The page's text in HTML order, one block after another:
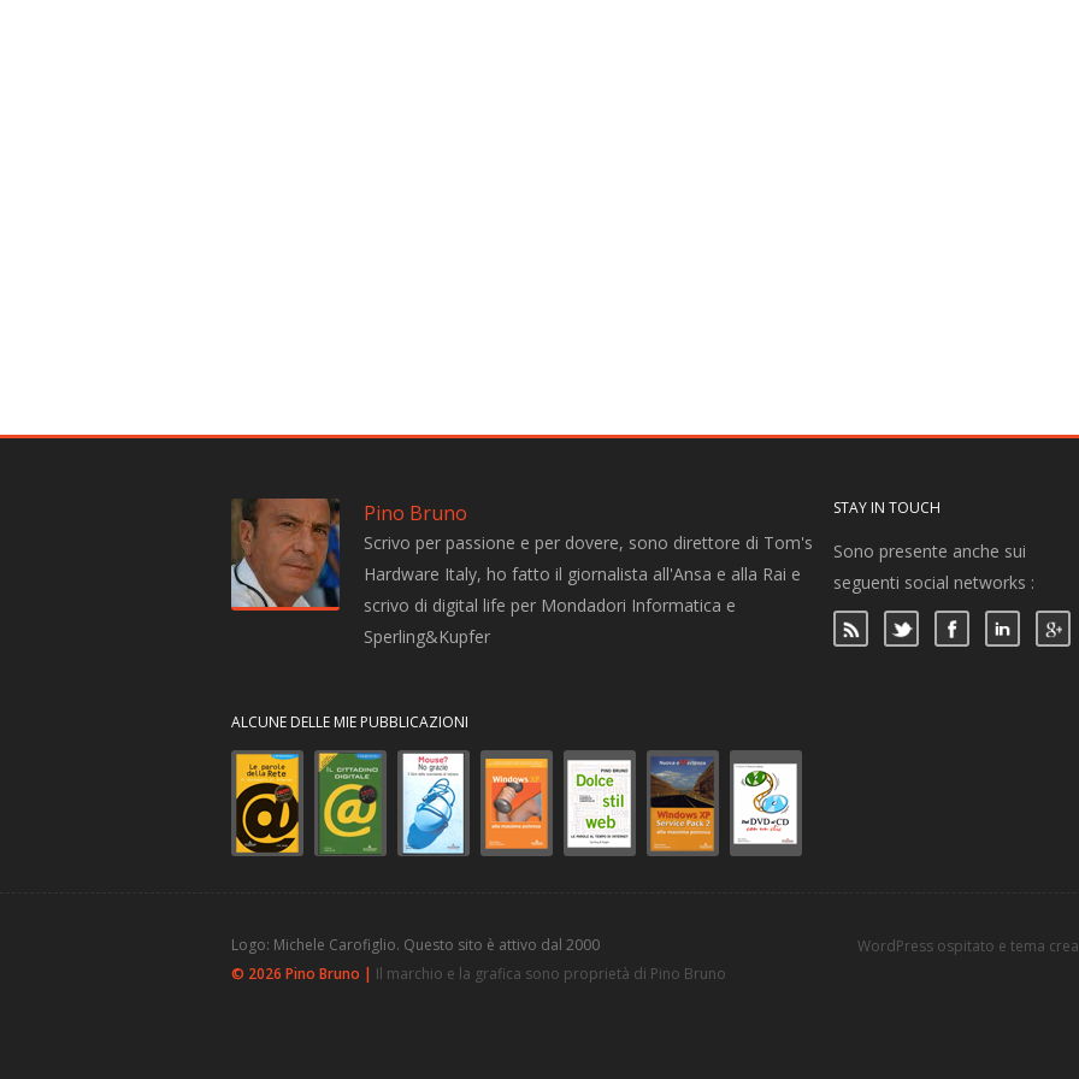
Pino Bruno
Scrivo per passione e per dovere, sono direttore di Tom's
Hardware Italy, ho fatto il giornalista all'Ansa e alla Rai e
scrivo di digital life per Mondadori Informatica e
Sperling&Kupfer
ALCUNE DELLE MIE PUBBLICAZIONI
STAY IN TOUCH
Sono presente anche sui
seguenti social networks :
WordPress ospitato e tema
Logo: Michele Carofiglio. Questo sito è attivo dal 2000
© 2026 Pino Bruno | Il marchio e la grafica sono proprietà di Pino Bruno